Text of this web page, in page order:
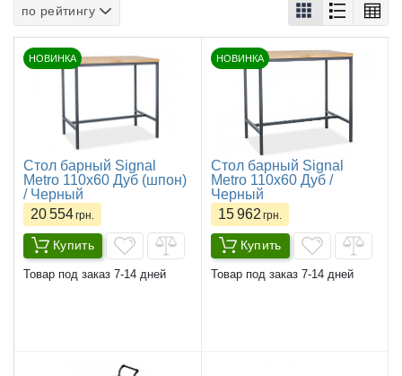
по рейтингу
НОВИНКА
Стол барный Signal
Metro 110x60 Дуб (шпон)
/ Черный
20 554грн.
Купить
Товар под заказ 7-14 дней
НОВИНКА
Стол барный Signal
Metro 110x60 Дуб /
Черный
15 962 грн.
Купить
Товар под заказ 7-14 дней